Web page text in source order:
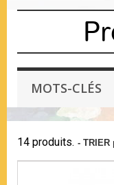
MOTS-CLÉS
14 produits. - TRIER